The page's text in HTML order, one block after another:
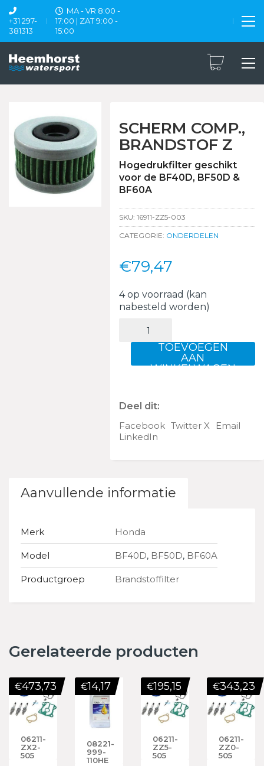
+31 297-
381313
MA - VR 8:00 -
17:00 | ZAT 9:00 -
15:00
SCHERM COMP.,
BRANDSTOF Z
Hogedrukfilter geschikt
voor de BF40D, BF50D &
BF60A
SKU: 16911-ZZ5-003
CATEGORIE: ONDERDELEN
€79,47
4 op voorraad (kan
nabesteld worden)
COMP.,
BRANDSTOF
aantal
TOEVOEGEN
AAN
WINKELWAGEN
Deel dit:
Facebook Twitter X
Email
LinkedIn
Aanvullende informatie
Merk Honda
Model BF40D, BF50D, BF60A
Productgroep Brandstoffilter
Gerelateerde producten
06211-
ZX2-
505
€473,73
08221-
999-
110HE
€14,17
06211-
ZZ5-
505
€195,15
06211-
ZZ0-
505
€343,23